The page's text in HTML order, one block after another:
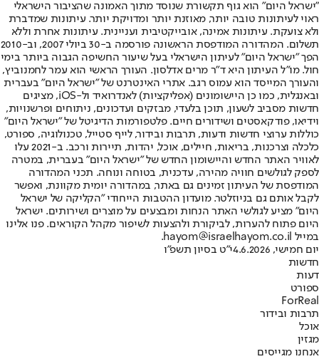
"ישראל היום" הוא גוף תקשורת שנוסד מתוך האמונה שהציבור הישראלי
ראוי לעיתונות טובה יותר, מאוזנת יותר ומדויקת יותר. עיתונות שמדברת
ולא צועקת. עיתונות אמינה, אובייקטיבית ועניינית. עיתונות אחרת וללא
תשלום. המהדורה המודפסת הראשונה פורסמה ב-30 ביולי 2007, וב-2010
הפך "ישראל היום" לעיתון הישראלי בעל שיעור החשיפה הגבוה ביותר בימי
חול. מו"ל העיתון היא ד"ר מרים אדלסון. העורך הראשי הוא עמר לחמנוביץ,
והעורך המייסד הוא עמוס רגב. אתרי האינטרנט של "ישראל היום" בעברית
ובאנגלית, כמו כן היישומונים (אפליקציות) לאנדרואיד ול-iOS, מציגים
חדשות מסביב לשעון, תוכן בלעדי, מבזקים ועדכונים, ניתוחים ופרשנויות,
וידיאו, פודקאסטים ושידורים חיים. פלטפורמות הדיגיטל של "ישראל היום"
כוללות ערוצי חדשות ודעות, תרבות ובידור, לייף סטייל, טכנולוגיה, ספורט,
כלכלה וצרכנות, בריאות, חיילים, אוכל, יהדות, תיירות ורכב. ב-2021 עלו
לאוויר האתר החדש והיישומון החדש של "ישראל היום" בעברית, במטרה
לספק לגולשים חוויה מהירה, עדכנית, בטוחה ונוחה. תכני המהדורה
המודפסת של העיתון זמינים גם באתר, במהדורה יומית מקוונת, ואפשר
לקבל אותם גם בניוזלטר. מועדון ההטבות הייחודי "הקליקה של ישראל
היום" מציע לגולשי האתר הנחות ומבצעים על מוצרים ושירותים. ישראל
היום פתוח להערות, לביקורת ולהצעות לשיפור מקהל הקוראים. פנו אלינו
במייל hayom@israelhayom.co.il.
יום חמישי, 4.6.2026
י"ט בסיון תשפ"ו
חדשות
דעות
ספורט
ForReal
תרבות ובידור
אוכל
מגזין
אנחנו מגייסים